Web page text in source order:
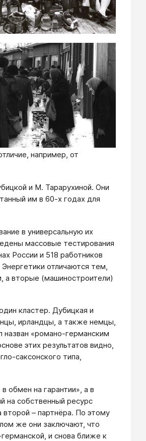
например, от
и М. Тарарухиной. Они
им в 60-х годах для
в универсальную их
массовые тестирования
России и 518 работников
отличаются тем,
а вторые (машиностроители)
кластер. Дубицкая и
ирландцы, а также немцы,
назван «романо-германским
этих результатов видно,
саксонского типа,
обмен на гарантии», а в
на собственный ресурс
– партнёра. По этому
же они заключают, что
и снова ближе к